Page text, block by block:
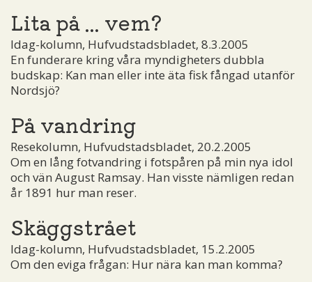
Lita på ... vem?
Idag-kolumn, Hufvudstadsbladet, 8.3.2005
En funderare kring våra myndigheters dubbla
budskap: Kan man eller inte äta fisk fångad utanför
Nordsjö?
På vandring
Resekolumn, Hufvudstadsbladet, 20.2.2005
Om en lång fotvandring i fotspåren på min nya idol
och vän August Ramsay. Han visste nämligen redan
år 1891 hur man reser.
Skäggstrået
Idag-kolumn, Hufvudstadsbladet, 15.2.2005
Om den eviga frågan: Hur nära kan man komma?